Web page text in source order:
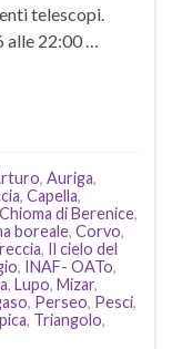
telescopi.
alle 22:00 …
, Auriga,
, Capella,
Chioma di Berenice,
boreale, Corvo,
, Il cielo del
, INAF- OATo,
, Lupo, Mizar,
, Perseo, Pesci,
, Triangolo,